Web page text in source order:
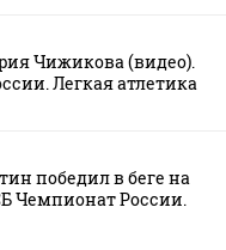
Чижикова (видео).
Легкая атлетика
победил в беге на
Чемпионат России.